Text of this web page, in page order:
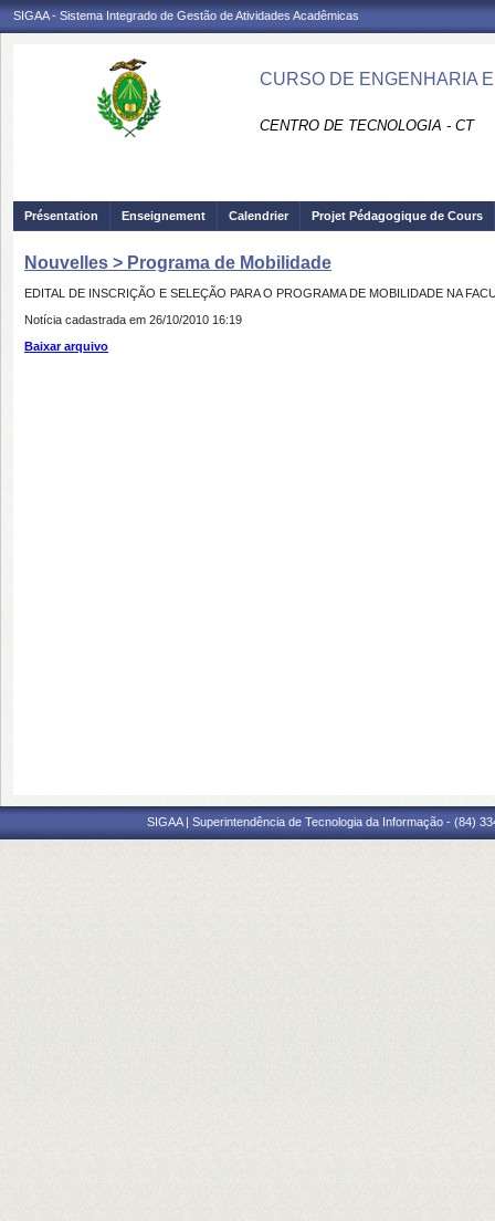
SIGAA - Sistema Integrado de Gestão de Atividades Acadêmicas
CURSO DE ENGENHARIA
CENTRO DE TECNOLOGIA - CT
Présentation Enseignement Calendrier Projet Pédagogique de Cours
Nouvelles > Programa de Mobilidade
EDITAL DE INSCRIÇÃO E SELEÇÃO PARA O PROGRAMA DE MOBILIDADE NA
Notícia cadastrada em 26/10/2010 16:19
Baixar arquivo
SIGAA | Superintendência de Tecnologia da Informação - (84)